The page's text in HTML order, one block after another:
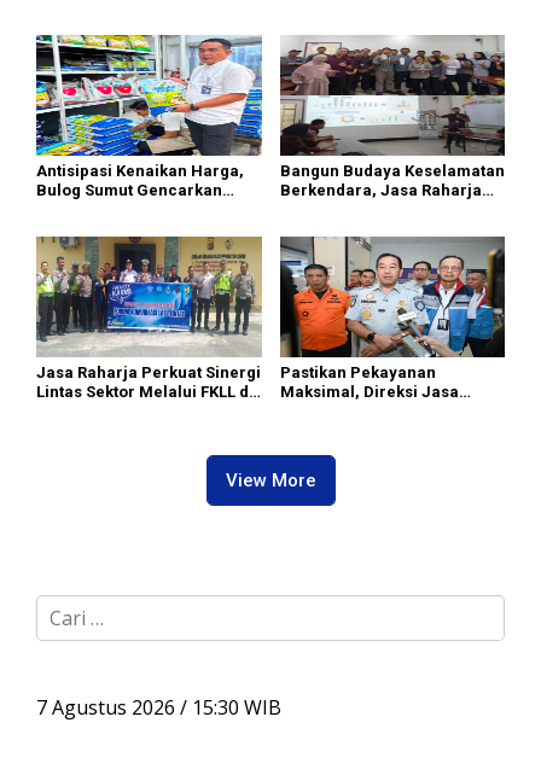
Ahmad
Ahmad
Antisipasi Kenaikan Harga,
Bulog Sumut Gencarkan
Bangun Budaya Keselamatan
Berkendara, Jasa Raharja
Jasa Raharja Perkuat Sinergi
Lintas Sektor Melalui FKLL di
Pastikan Pekayanan
Maksimal, Direksi Jasa
View More
C
a
u
7 Agustus 2026 / 15:30 WIB